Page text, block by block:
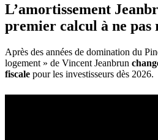
L’amortissement
premier calcul à ne pas
Après des années de domination du
logement » de Vincent Jeanbrun
fiscale pour les investisseurs dès 2026.